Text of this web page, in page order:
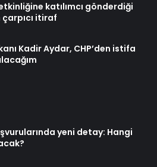
katılımcı gönderdiği
itiraf
Kadir Aydar, CHP’den istifa
yeni detay: Hangi